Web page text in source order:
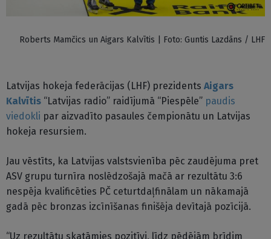
Roberts Mamčics un Aigars Kalvītis | Foto: Guntis Lazdāns / LHF
Latvijas hokeja federācijas (LHF) prezidents Aigars
Kalvītis “Latvijas radio” raidījumā “Piespēle” paudis
viedokli par aizvadīto pasaules čempionātu un Latvijas
hokeja resursiem.
Jau vēstīts, ka Latvijas valstsvienība pēc zaudējuma pret
ASV grupu turnīra noslēdzošajā mačā ar rezultātu 3:6
nespēja kvalificēties PČ ceturtdaļfinālam un nākamajā
gadā pēc bronzas izcīnīšanas finišēja devītajā pozīcijā.
“Uz rezultātu skatāmies pozitīvi, līdz pēdējām brīdim